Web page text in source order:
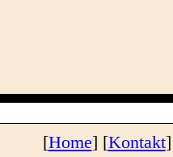
[Home] [Kontakt